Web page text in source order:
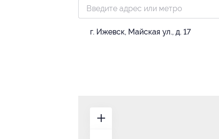
г. Ижевск, Майская ул., д. 17